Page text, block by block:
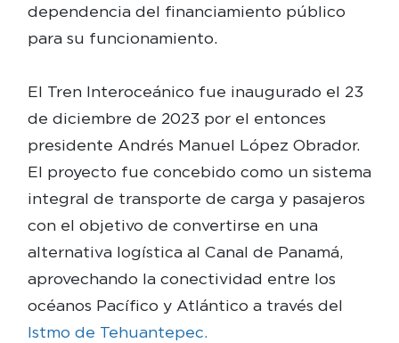
dependencia del financiamiento público
para su funcionamiento.
El Tren Interoceánico fue inaugurado el 23
de diciembre de 2023 por el entonces
presidente Andrés Manuel López Obrador.
El proyecto fue concebido como un sistema
integral de transporte de carga y pasajeros
con el objetivo de convertirse en una
alternativa logística al Canal de Panamá,
aprovechando la conectividad entre los
océanos Pacífico y Atlántico a través del
Istmo de Tehuantepec.